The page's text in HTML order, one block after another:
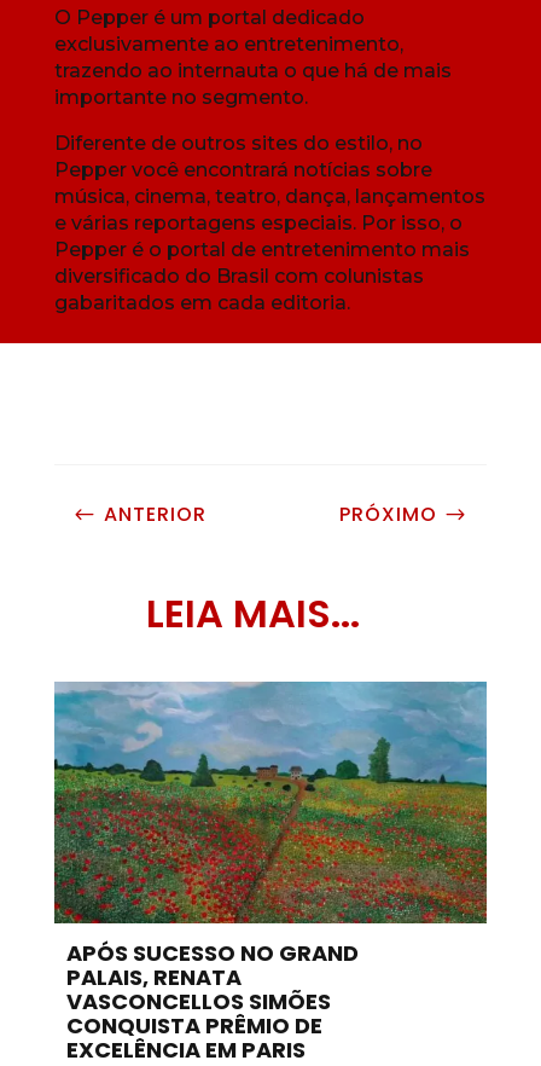
O Pepper é um portal dedicado
exclusivamente ao entretenimento,
trazendo ao internauta o que há de mais
importante no segmento.
Diferente de outros sites do estilo, no
Pepper você encontrará notícias sobre
música, cinema, teatro, dança, lançamentos
e várias reportagens especiais. Por isso, o
Pepper é o portal de entretenimento mais
diversificado do Brasil com colunistas
gabaritados em cada editoria.
# ANTERIOR PRÓXIMO $
LEIA MAIS...
APÓS SUCESSO NO GRAND
PALAIS, RENATA
VASCONCELLOS SIMÕES
CONQUISTA PRÊMIO DE
EXCELÊNCIA EM PARIS